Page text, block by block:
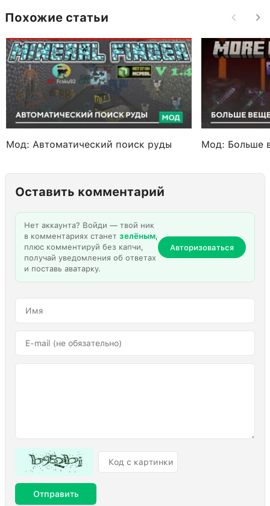
Похожие статьи
Мод: Автоматический поиск руды Мод: Больше
Оставить комментарий
Нет аккаунта? Войди — твой ник
в комментариях станет зелёным,
плюс комментируй без капчи,
получай уведомления об ответах
и поставь аватарку.
Авторизоваться
Отправить